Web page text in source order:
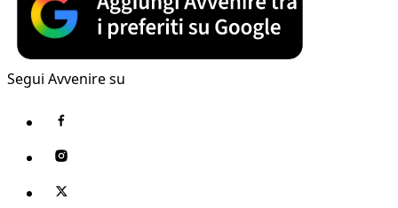
Segui Avvenire su